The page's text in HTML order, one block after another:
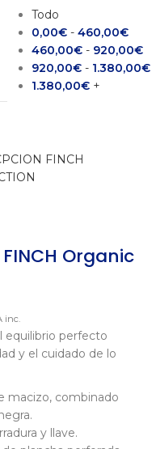
Todo
0,00€ -460,00€
460,00€ - 920,00€
920,00€ - 1.380,00€
1.380,00€ +
Organic
inc.
equilibrio perfecto
y el cuidado de lo
macizo, combinado
y llave.